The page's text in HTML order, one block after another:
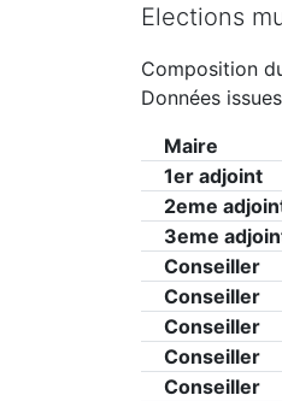
Elections
Composition
Données
Maire
1er adjoint
2eme
3eme
Conseiller
Conseiller
Conseiller
Conseiller
Conseiller